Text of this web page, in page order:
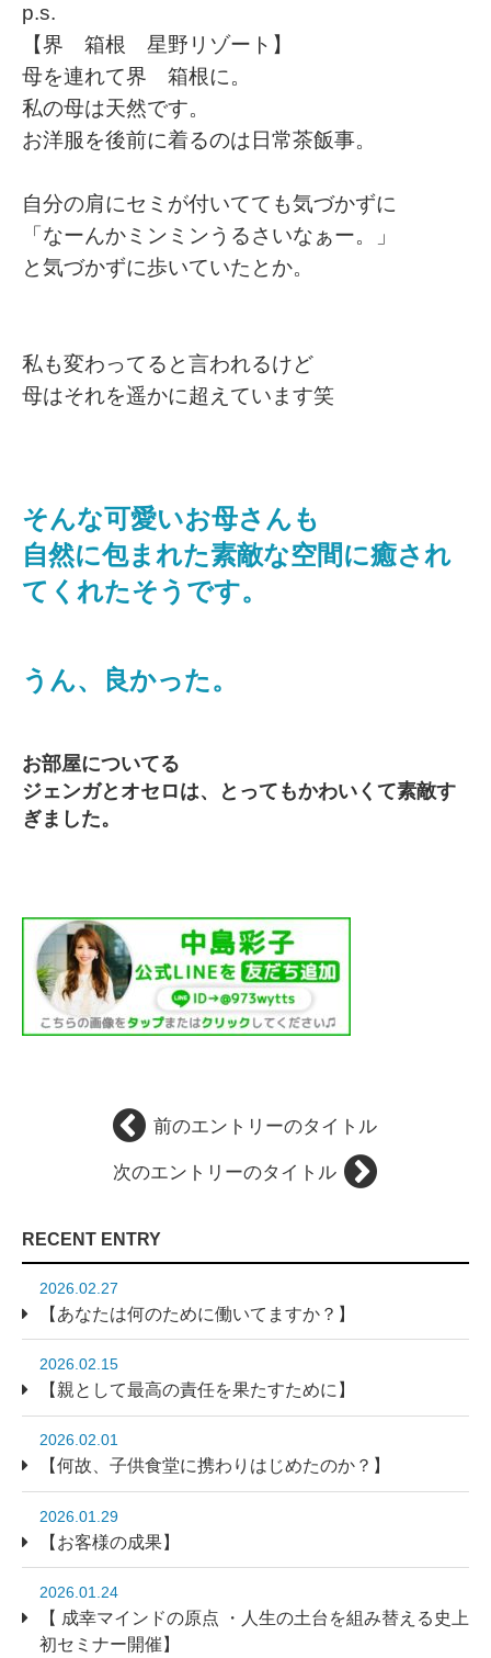
p.s.
【界 箱根 星野リゾート】
母を連れて界 箱根に。
私の母は天然です。
お洋服を後前に着るのは日常茶飯事。
自分の肩にセミが付いてても気づかずに
「なーんかミンミンうるさいなぁー。」
と気づかずに歩いていたとか。
私も変わってると言われるけど
母はそれを遥かに超えています笑
そんな可愛いお母さんも
自然に包まれた素敵な空間に癒され
てくれたそうです。
うん、良かった。
お部屋についてる
ジェンガとオセロは、とってもかわいくて素敵す
ぎました。
前のエントリーのタイトル
次のエントリーのタイトル
RECENT ENTRY
2026.02.27
【あなたは何のために働いてますか？】
2026.02.15
【親として最高の責任を果たすために】
2026.02.01
【何故、子供食堂に携わりはじめたのか？】
2026.01.29
【お客様の成果】
2026.01.24
【 成幸マインドの原点 ・人生の土台を組み替える史上
初セミナー開催】